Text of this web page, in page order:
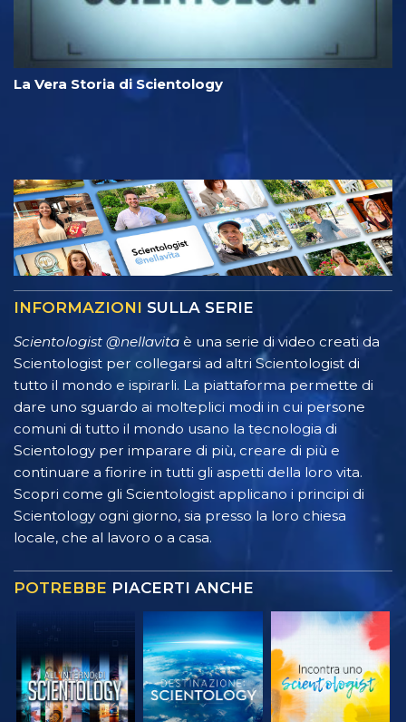
La Vera Storia di Scientology
INFORMAZIONI SULLA SERIE
Scientologist @nellavita è una serie di video creati da
Scientologist per collegarsi ad altri Scientologist di
tutto il mondo e ispirarli. La piattaforma permette di
dare uno sguardo ai molteplici modi in cui persone
comuni di tutto il mondo usano la tecnologia di
Scientology per imparare di più, creare di più e
continuare a fiorire in tutti gli aspetti della loro vita.
Scopri come gli Scientologist applicano i principi di
Scientology ogni giorno, sia presso la loro chiesa
locale, che al lavoro o a casa.
POTREBBE PIACERTI ANCHE